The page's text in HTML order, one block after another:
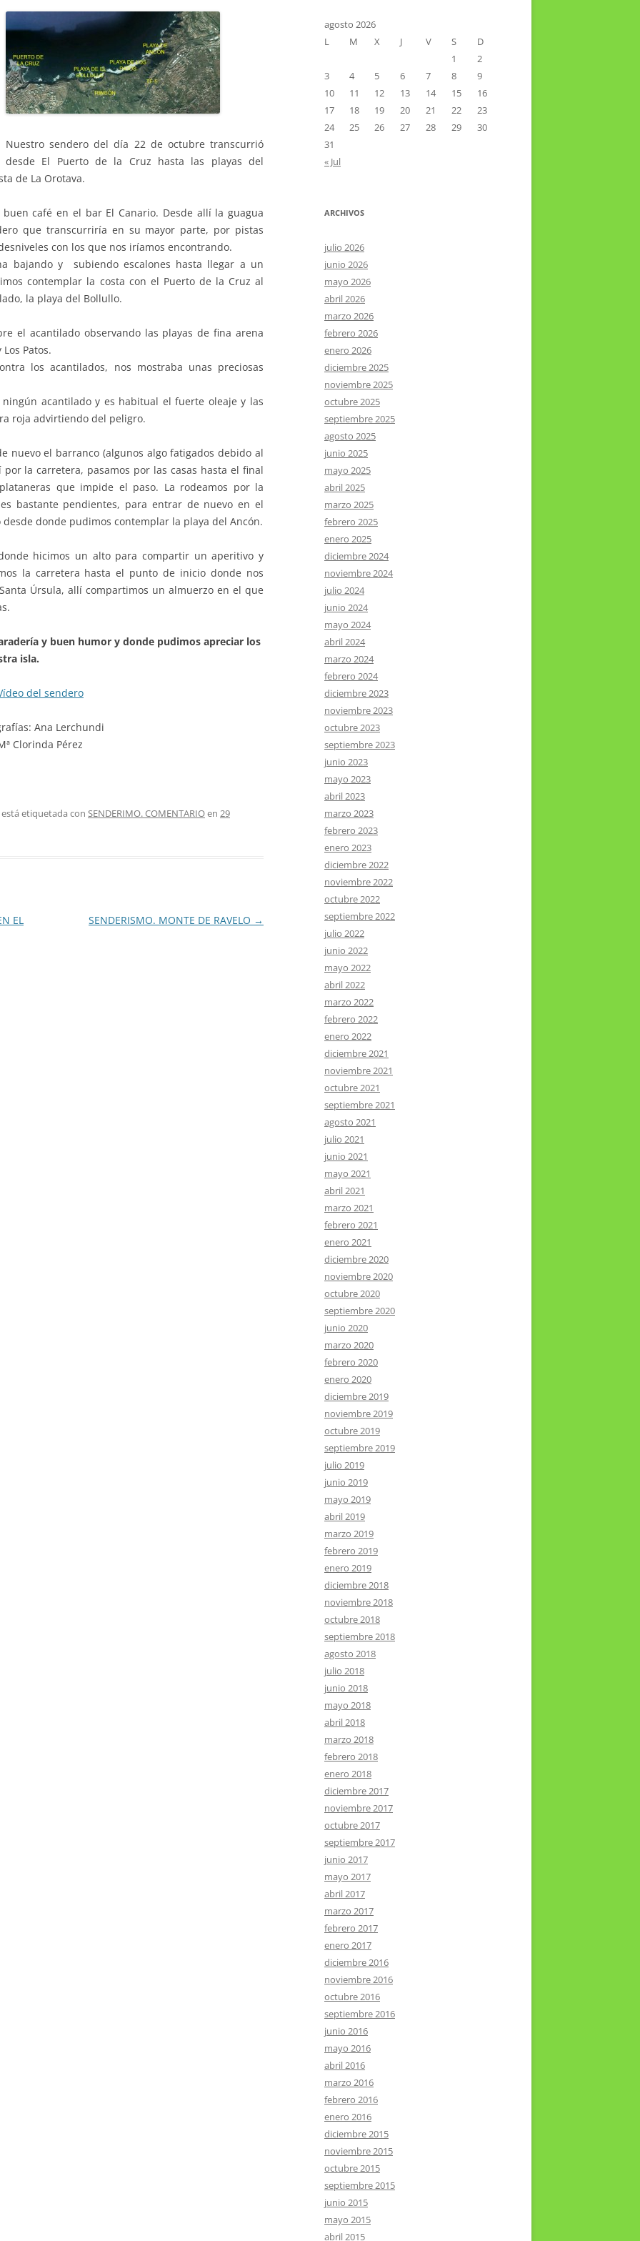
INFORMACIÓN DE VIAJES 2015
INFORMACIÓN DE VIAJES 2014
INGLÉS
PINTURA AL OLEO Y ACUARELA
TEATRO
JAVIER HERNÁNDEZ VELÁZQUEZ
HEMEROTECA – PASEOS
LITERARIOS
Nuestro sendero del día 22 de octubre transcurrió
desde El Puerto de la Cruz hasta las playas del
de La Orotava.
café en el bar El Canario. Desde allí la guagua
que transcurriría en su mayor parte, por pistas
con los que nos iríamos encontrando.
bajando y subiendo escalones hasta llegar a un
contemplar la costa con el Puerto de la Cruz al
la playa del Bollullo.
el acantilado observando las playas de fina arena
Patos.
los acantilados, nos mostraba unas preciosas
acantilado y es habitual el fuerte oleaje y las
roja advirtiendo del peligro.
nuevo el barranco (algunos algo fatigados debido al
la carretera, pasamos por las casas hasta el final
que impide el paso. La rodeamos por la
bastante pendientes, para entrar de nuevo en el
donde pudimos contemplar la playa del Ancón.
hicimos un alto para compartir un aperitivo y
la carretera hasta el punto de inicio donde nos
Úrsula, allí compartimos un almuerzo en el que
y buen humor y donde pudimos apreciar los
isla.
del sendero
Ana Lerchundi
Clorinda Pérez
etiquetada con SENDERIMO. COMENTARIOen 29
EL
SENDERISMO. MONTE DE RAVELO →
agosto 2026
L
M X J V S
D
1
2
3
4 5 6 7 8
9
10
11 12 13 14 15
16
17
18 19 20 21 22
23
24
25 26 27 28 29
30
31
« Jul
ARCHIVOS
julio 2026
junio 2026
mayo 2026
abril 2026
marzo 2026
febrero 2026
enero 2026
diciembre 2025
noviembre 2025
octubre 2025
septiembre 2025
agosto 2025
junio 2025
mayo 2025
abril 2025
marzo 2025
febrero 2025
enero 2025
diciembre 2024
noviembre 2024
julio 2024
junio 2024
mayo 2024
abril 2024
marzo 2024
febrero 2024
diciembre 2023
noviembre 2023
octubre 2023
septiembre 2023
junio 2023
mayo 2023
abril 2023
marzo 2023
febrero 2023
enero 2023
diciembre 2022
noviembre 2022
octubre 2022
septiembre 2022
julio 2022
junio 2022
mayo 2022
abril 2022
marzo 2022
febrero 2022
enero 2022
diciembre 2021
noviembre 2021
octubre 2021
septiembre 2021
agosto 2021
julio 2021
junio 2021
mayo 2021
abril 2021
marzo 2021
febrero 2021
enero 2021
diciembre 2020
noviembre 2020
octubre 2020
septiembre 2020
junio 2020
marzo 2020
febrero 2020
enero 2020
diciembre 2019
noviembre 2019
octubre 2019
septiembre 2019
julio 2019
junio 2019
mayo 2019
abril 2019
marzo 2019
febrero 2019
enero 2019
diciembre 2018
noviembre 2018
octubre 2018
septiembre 2018
agosto 2018
julio 2018
junio 2018
mayo 2018
abril 2018
marzo 2018
febrero 2018
enero 2018
diciembre 2017
noviembre 2017
octubre 2017
septiembre 2017
junio 2017
mayo 2017
abril 2017
marzo 2017
febrero 2017
enero 2017
diciembre 2016
noviembre 2016
octubre 2016
septiembre 2016
junio 2016
mayo 2016
abril 2016
marzo 2016
febrero 2016
enero 2016
diciembre 2015
noviembre 2015
octubre 2015
septiembre 2015
junio 2015
mayo 2015
abril 2015